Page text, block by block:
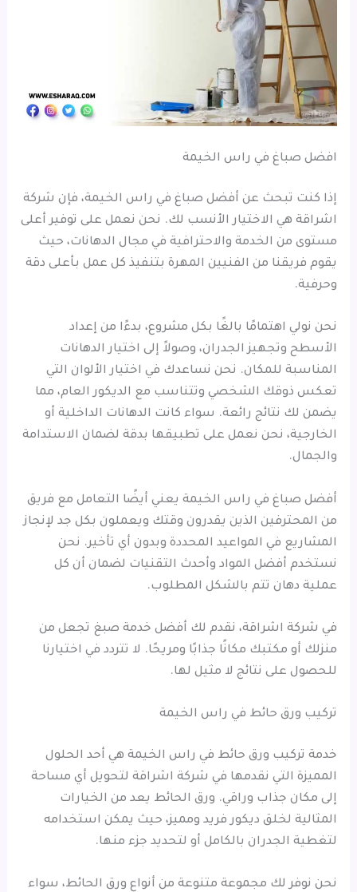
افضل صباغ في راس الخيمة
إذا كنت تبحث عن أفضل صباغ في راس الخيمة، فإن شركة
اشراقة هي الاختيار الأنسب لك. نحن نعمل على توفير أعلى
مستوى من الخدمة والاحترافية في مجال الدهانات، حيث
يقوم فريقنا من الفنيين المهرة بتنفيذ كل عمل بأعلى دقة
وحرفية.
نحن نولي اهتمامًا بالغًا بكل مشروع، بدءًا من إعداد
الأسطح وتجهيز الجدران، وصولاً إلى اختيار الدهانات
المناسبة للمكان. نحن نساعدك في اختيار الألوان التي
تعكس ذوقك الشخصي وتتناسب مع الديكور العام، مما
يضمن لك نتائج رائعة. سواء كانت الدهانات الداخلية أو
الخارجية، نحن نعمل على تطبيقها بدقة لضمان الاستدامة
والجمال.
أفضل صباغ في راس الخيمة يعني أيضًا التعامل مع فريق
من المحترفين الذين يقدرون وقتك ويعملون بكل جد لإنجاز
المشاريع في المواعيد المحددة وبدون أي تأخير. نحن
نستخدم أفضل المواد وأحدث التقنيات لضمان أن كل
عملية دهان تتم بالشكل المطلوب.
في شركة اشراقة، نقدم لك أفضل خدمة صبغ تجعل من
منزلك أو مكتبك مكانًا جذابًا ومريحًا. لا تتردد في اختيارنا
للحصول على نتائج لا مثيل لها.
تركيب ورق حائط في راس الخيمة
خدمة تركيب ورق حائط في راس الخيمة هي أحد الحلول
المميزة التي نقدمها في شركة اشراقة لتحويل أي مساحة
إلى مكان جذاب وراقي. ورق الحائط يعد من الخيارات
المثالية لخلق ديكور فريد ومميز، حيث يمكن استخدامه
لتغطية الجدران بالكامل أو لتحديد جزء منها.
نحن نوفر لك مجموعة متنوعة من أنواع ورق الحائط، سواء